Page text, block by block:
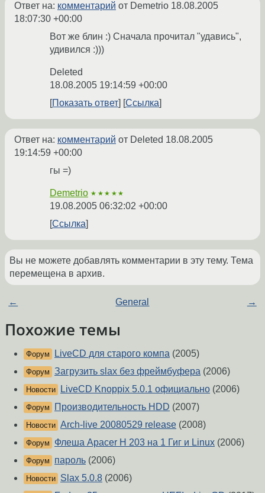
Ответ на: комментарий от Demetrio 18.08.2005
18:07:30 +00:00
Вот же блин :) Сначала прочитал "удавись",
удивился :)))
Deleted
18.08.2005 19:14:59 +00:00
Показать ответ
Ссылка
Ответ на: комментарий от Deleted 18.08.2005
19:14:59 +00:00
гы =)
Demetrio ★★★★★
19.08.2005 06:32:02 +00:00
Ссылка
Вы не можете добавлять комментарии в эту тему. Тема
перемещена в архив.
← General →
Похожие темы
Форум LiveCD для старого компа (2005)
Форум Загрузить slax без фреймбуфера (2006)
Новости LiveCD Knoppix 5.0.1 официально (2006)
Форум Производительность HDD (2007)
Новости Arch-live 20080529 release (2008)
Форум Флеша Apacer H 203 на 1 Гиг и Linux (2006)
Форум пароль (2006)
Новости Slax 5.0.8 (2006)